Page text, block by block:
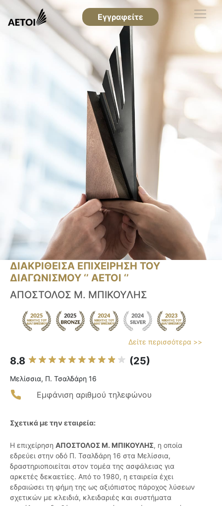
Εγγραφείτε
ΔΙΑΚΡΙΘΕΙΣΑ ΕΠΙΧΕΙΡΗΣΗ ΤΟΥ
ΔΙΑΓΩΝΙΣΜΟΥ ‘’ ΑΕΤΟΙ ‘’
ΑΠΟΣΤΟΛΟΣ Μ. ΜΠΙΚΟΥΛΗΣ
Δείτε περισσότερα >>
8.8 (25)
Μελίσσια, Π. Τσαλδάρη 16
Εμφάνιση αριθμού τηλεφώνου
Σχετικά με την εταιρεία:
Η επιχείρηση ΑΠΟΣΤΟΛΟΣ Μ. ΜΠΙΚΟΥΛΗΣ, η οποία
εδρεύει στην οδό Π. Τσαλδάρη 16 στα Μελίσσια,
δραστηριοποιείται στον τομέα της ασφάλειας για
αρκετές δεκαετίες. Από το 1980, η εταιρεία έχει
εδραιώσει τη φήμη της ως αξιόπιστος πάροχος λύσεων
σχετικών με κλειδιά, κλειδαριές και συστήματα